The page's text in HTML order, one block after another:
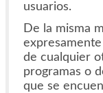
usuarios.
De la misma
de cualquier
programas o
que se